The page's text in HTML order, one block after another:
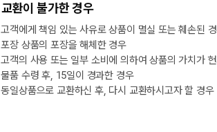
교환이 불가한 경우
객에게 책임 있는 사유로 상품이 멸실 또는 훼손된
장 상품의 포장을 해체한 경우
객의 사용 또는 일부 소비에 의하여 상품의 가치가
품 수령 후, 15일이 경과한 경우
일상품으로 교환하신 후, 다시 교환하시고자 할 경
월] 무이자 할부행사 안내